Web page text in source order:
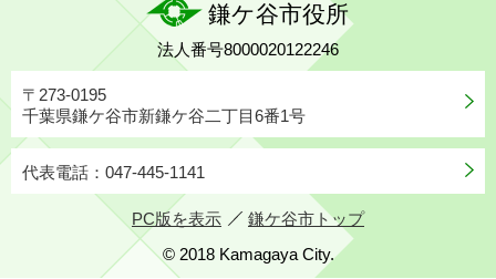
鎌ケ谷市役所
法人番号8000020122246
〒273-0195
千葉県鎌ケ谷市新鎌ケ谷二丁目6番1号
代表電話：047-445-1141
PC版を表示
鎌ケ谷市トップ
© 2018 Kamagaya City.